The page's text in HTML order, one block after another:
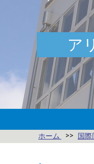
ア
ホーム 国際